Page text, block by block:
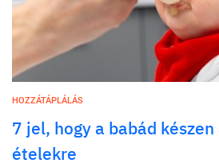
HOZZÁTÁPLÁLÁS
7 jel, hogy a babád
ételekre